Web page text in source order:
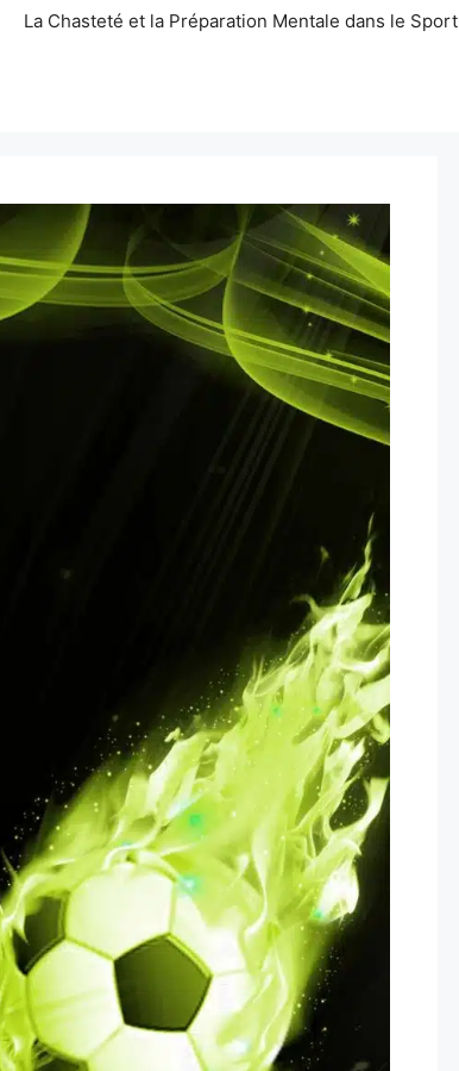
La Chasteté et la Préparation Mentale dans le Sport